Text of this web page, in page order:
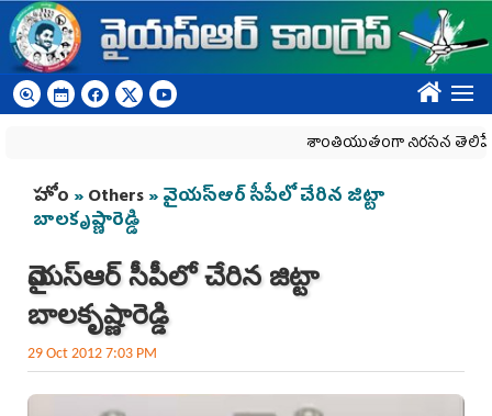
Skip to main content
????
శాంతియుతంగా నిరసన తెలిపే
You are here
హోం »Others» వైయస్ఆర్ సీపీలో చేరిన జిట్టా
బాలకృష్ణారెడ్డి
వైయస్ఆర్ సీపీలో చేరిన జిట్టా
బాలకృష్ణారెడ్డి
29 Oct 2012 7:03 PM